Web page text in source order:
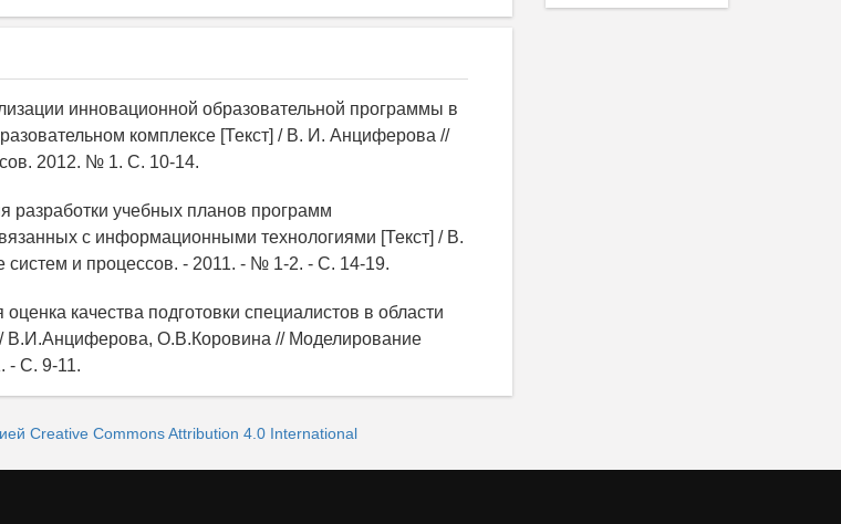
инновационной образовательной программы в
комплексе [Текст] / В. И. Анциферова //
2012. № 1. С. 10-14.
учебных планов программ
с информационными технологиями [Текст] / В.
и процессов. - 2011. - № 1-2. - С. 14-19.
качества подготовки специалистов в области
В.И.Анциферова, О.В.Коровина // Моделирование
- С. 9-11.
Creative Commons Attribution 4.0 International